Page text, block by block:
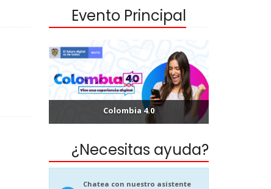
Evento Principal
Colombia 4.0
¿Necesitas ayuda?
Chatea con nuestro asistente